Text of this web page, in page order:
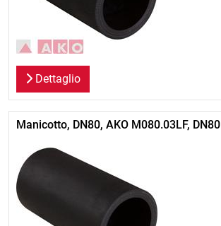
Dettaglio
Manicotto, DN80, AKO M080.03LF, DN80